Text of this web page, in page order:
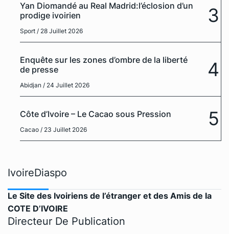
Yan Diomandé au Real Madrid:l’éclosion d’un
prodige ivoirien
Sport / 28 Juillet 2026
3
Enquête sur les zones d’ombre de la liberté
de presse
Abidjan / 24 Juillet 2026
4
Côte d’Ivoire – Le Cacao sous Pression
Cacao / 23 Juillet 2026 5
IvoireDiaspo
Le Site des Ivoiriens de l’étranger et des Amis de la
COTE D’IVOIRE
Directeur De Publication